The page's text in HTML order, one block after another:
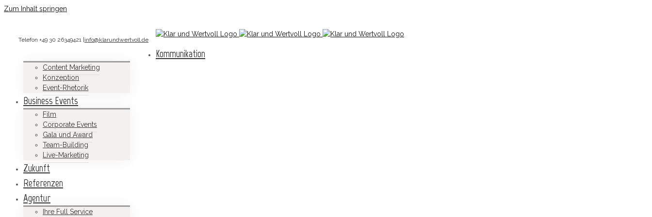
Zum Inhalt springen
Telefon +49 30 26349421 info@klarundwertvoll.de
Kommunikation
Content Marketing
Konzeption
Event-Rhetorik
Business Events
Film
Corporate Events
Gala und Award
Team-Building
Live-Marketing
Zukunft
Referenzen
Agentur
Ihre Full Service